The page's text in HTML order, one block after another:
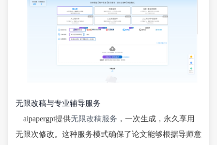
无限改稿与专业辅导服务
aipapergpt提供无限改稿服务 ，一次生成，永久享用
无限次修改。这种服务模式确保了论文能够根据导师意